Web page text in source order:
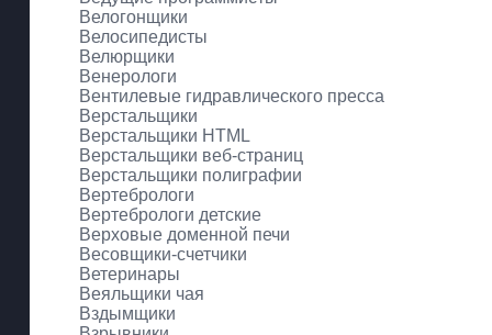
Велогонщики
Велосипедисты
Велюрщики
Венерологи
Вентилевые гидравлического пресса
Верстальщики
Верстальщики HTML
Верстальщики веб-страниц
Верстальщики полиграфии
Вертебрологи
Вертебрологи детские
Верховые доменной печи
Весовщики-счетчики
Ветеринары
Веяльщики чая
Вздымщики